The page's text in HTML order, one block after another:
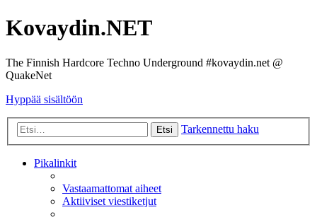
Kovaydin.NET
The Finnish Hardcore Techno Underground #kovaydin.net @
QuakeNet
Hyppää sisältöön
Etsi Tarkennettu haku
Pikalinkit
Vastaamattomat aiheet
Aktiiviset viestiketjut